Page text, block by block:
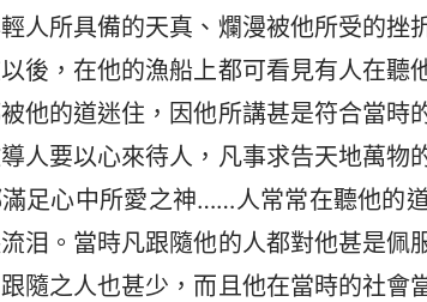
人所具備的天真、爛漫被他所受的挫
後，在他的漁船上都可看見有人在聽
他的道迷住，因他所講甚是符合當時
人要以心來待人，凡事求告天地萬物
足心中所愛之神……人常常在聽他的
泪。當時凡跟隨他的人都對他甚是佩
隨之人也甚少，而且他在當時的社會